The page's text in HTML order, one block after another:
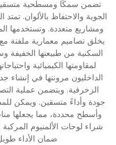
تضمن سمكًا ومسطحية
الجوية والاحتفاظ بالألوان.
ومشاريع متعددة. وتستخدمها
يخلق تصاميم معمارية ملفتة مع
السكنية من طبيعتها الخفيفة
لمقاومتها الكيميائية
الداخليون مرونتها في إنشاء
الزخرفية. ويتضمن عملية
جودة وأداءً متسقين. ويمكن
وأسطح محددة، مما يجعلها
شراء لوحات الألمنيوم
ضمان الأداء